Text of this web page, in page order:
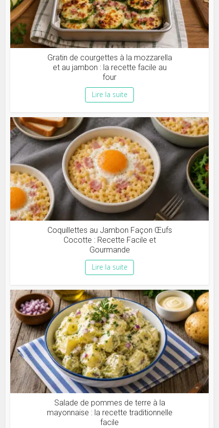
Gratin de courgettes à la mozzarella
et au jambon : la recette facile au
four
Lire la suite
Coquillettes au Jambon Façon Œufs
Cocotte : Recette Facile et
Gourmande
Lire la suite
Salade de pommes de terre à la
mayonnaise : la recette traditionnelle
facile